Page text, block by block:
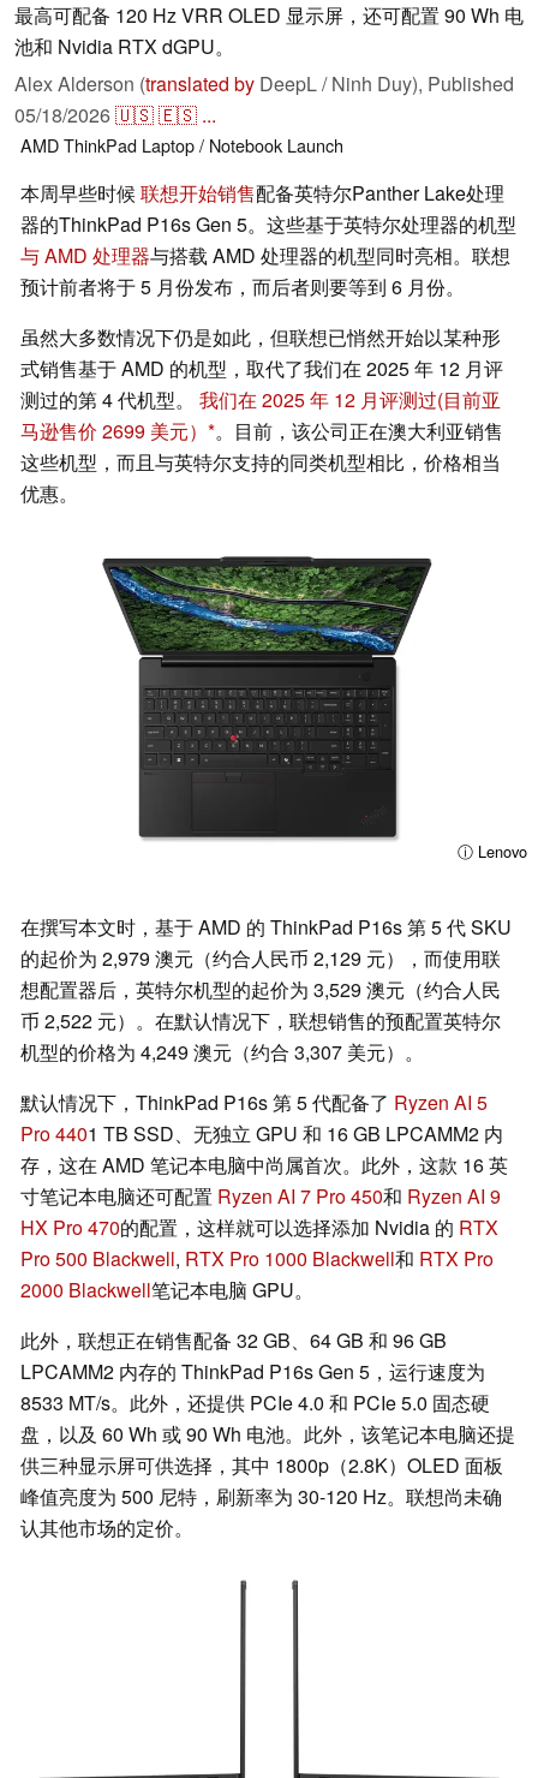
最高可配备 120 Hz VRR OLED 显示屏，还可配置 90 Wh 电
池和 Nvidia RTX dGPU。
Alex Alderson (translated by DeepL / Ninh Duy), Published
05/18/2026🇺🇸🇪🇸 ...
AMDThinkPad Laptop / Notebook Launch
本周早些时候联想开始销售配备英特尔Panther Lake处理
器的ThinkPad P16s Gen 5。这些基于英特尔处理器的机型
与 AMD 处理器与搭载 AMD 处理器的机型同时亮相。联想
预计前者将于 5 月份发布，而后者则要等到 6 月份。
虽然大多数情况下仍是如此，但联想已悄然开始以某种形
式销售基于 AMD 的机型，取代了我们在 2025 年 12 月评
测过的第 4 代机型。 我们在 2025 年 12 月评测过(目前亚
马逊售价 2699 美元）
。目前，该公司正在澳大利亚销售
这些机型，而且与英特尔支持的同类机型相比，价格相当
优惠。
ⓘ Lenovo
在撰写本文时，基于 AMD 的 ThinkPad P16s 第 5 代 SKU
的起价为 2,979 澳元（约合人民币 2,129 元），而使用联
想配置器后，英特尔机型的起价为 3,529 澳元（约合人民
币 2,522 元）。在默认情况下，联想销售的预配置英特尔
机型的价格为 4,249 澳元（约合 3,307 美元）。
默认情况下，ThinkPad P16s 第 5 代配备了 Ryzen AI 5
Pro 4401 TB SSD、无独立 GPU 和 16 GB LPCAMM2 内
存，这在 AMD 笔记本电脑中尚属首次。此外，这款 16 英
寸笔记本电脑还可配置 Ryzen AI 7 Pro 450和 Ryzen AI 9
HX Pro 470的配置，这样就可以选择添加 Nvidia 的 RTX
Pro 500 Blackwell, RTX Pro 1000 Blackwell和 RTX Pro
2000 Blackwell笔记本电脑 GPU。
此外，联想正在销售配备 32 GB、64 GB 和 96 GB
LPCAMM2 内存的 ThinkPad P16s Gen 5，运行速度为
8533 MT/s。此外，还提供 PCIe 4.0 和 PCIe 5.0 固态硬
盘，以及 60 Wh 或 90 Wh 电池。此外，该笔记本电脑还提
供三种显示屏可供选择，其中 1800p（2.8K）OLED 面板
峰值亮度为 500 尼特，刷新率为 30-120 Hz。联想尚未确
认其他市场的定价。